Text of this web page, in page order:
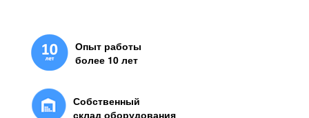
Опыт работы
более 10 лет
Собственный
склад оборудования